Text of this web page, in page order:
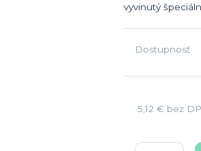
vyvinutý
Dostupnosť
5,12 € bez